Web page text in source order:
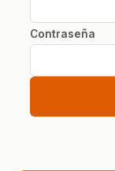
Contraseña